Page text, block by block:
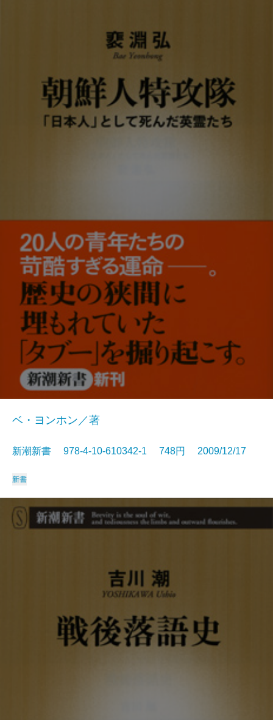
ベ・ヨンホン／著
新潮新書 978-4-10-610342-1 748円 2009/12/17
新書